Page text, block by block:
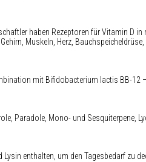
haben Rezeptoren für Vitamin D in
Muskeln, Herz,
mit Bifidobacterium lactis BB-12
Paradole, Mono- und Sesquiterpene,
enthalten, um den Tagesbedarf zu